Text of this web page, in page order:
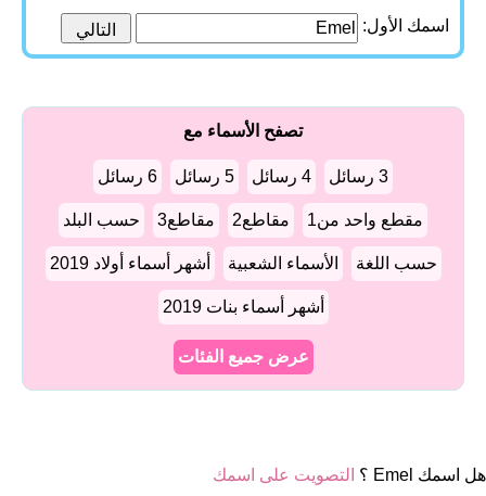
اسمك الأول:
تصفح الأسماء مع
3 رسائل 4 رسائل 5 رسائل 6 رسائل
مقطع واحد من1 مقاطع2 مقاطع3 حسب البلد
حسب اللغة الأسماء الشعبية أشهر أسماء أولاد 2019
أشهر أسماء بنات 2019
عرض جميع الفئات
هل اسمك Emel ؟ التصويت على اسمك